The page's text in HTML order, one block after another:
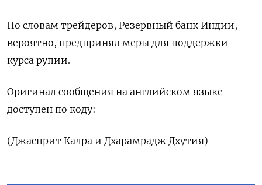
По словам трейдеров, Резервный банк Индии,
вероятно, предпринял меры для поддержки
курса рупии.
Оригинал сообщения на английском языке
доступен по коду:
(Джасприт Калра и Дхарамрадж Дхутия)